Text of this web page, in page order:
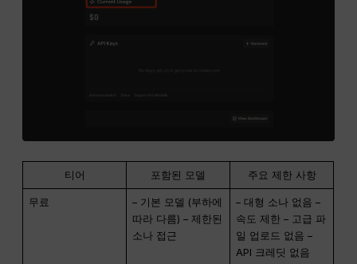
티어 포함된 모델 주요 제한 사항
무료
– 기본 모델 (부하에
따라 다름) – 제한된
소나 접근
– 대형 소나 없음 –
속도 제한 – 고급 파
일 업로드 없음 –
API 크레딧 없음